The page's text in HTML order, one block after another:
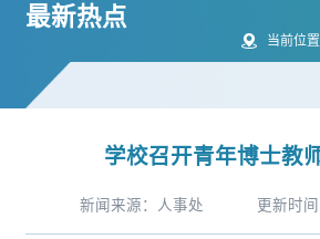
最新热点
当前位置
学校召开青年博士教
新闻来源：人事处 更新时